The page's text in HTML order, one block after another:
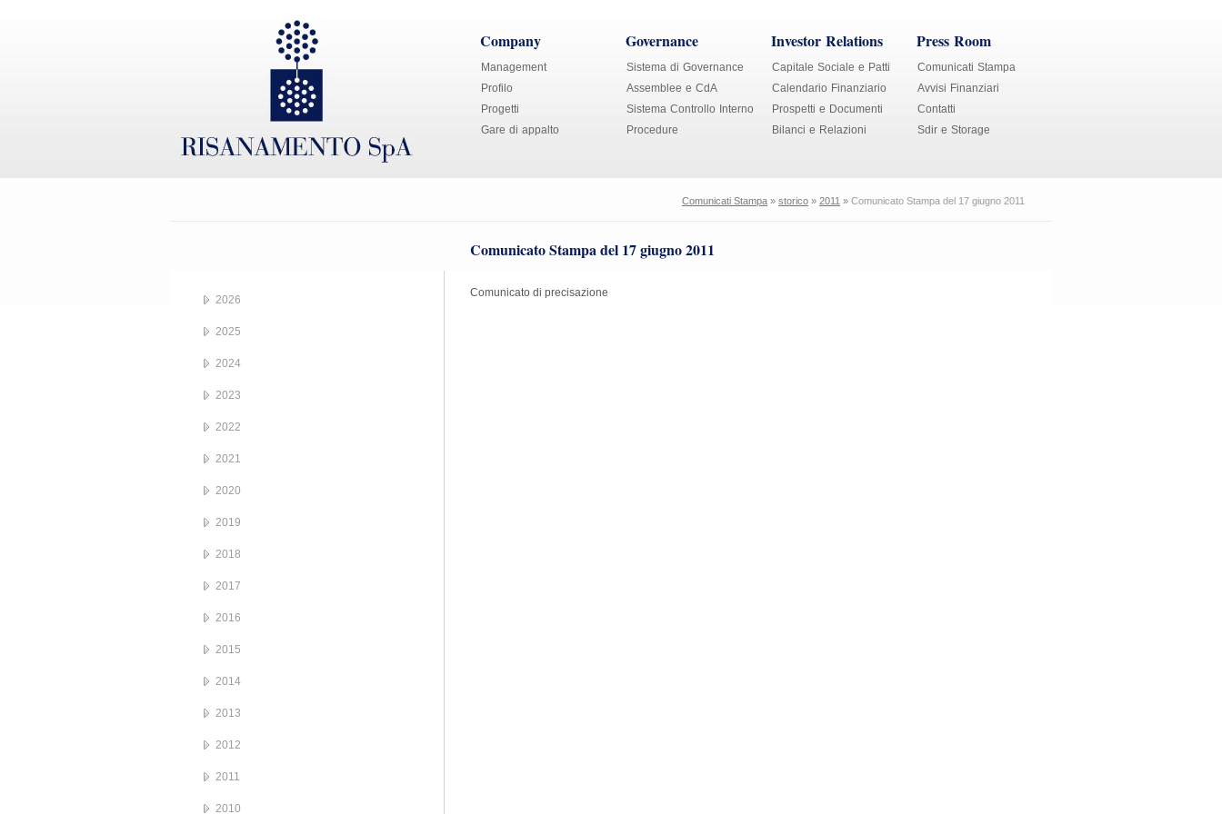
Company
Management
Profilo
Progetti
Gare di appalto
Governance
Sistema di Governance
Assemblee e CdA
Sistema Controllo Interno
Procedure
Investor Relations
Capitale Sociale e Patti
Calendario Finanziario
Prospetti e Documenti
Bilanci e Relazioni
Press Room
Comunicati Stampa
Avvisi Finanziari
Contatti
Sdir e Storage
Comunicati Stampa » storico » 2011 » Comunicato Stampa del 17 giugno 2011
Comunicato Stampa del 17 giugno 2011
Comunicato di precisazione
2026
2025
2024
2023
2022
2021
2020
2019
2018
2017
2016
2015
2014
2013
2012
2011
2010